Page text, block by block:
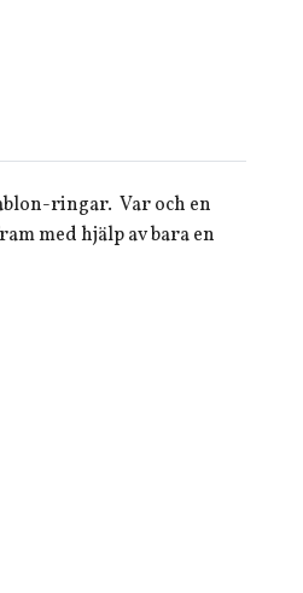
ringar. Var och en
med hjälp av bara en